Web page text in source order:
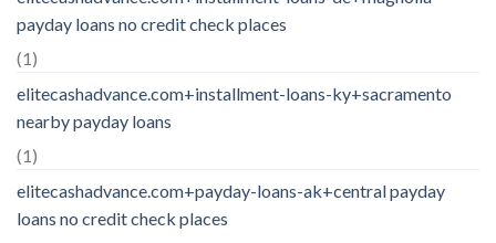
payday loans no credit check places
(1)
elitecashadvance.com+installment-loans-ky+sacramento
nearby payday loans
(1)
elitecashadvance.com+payday-loans-ak+central payday
loans no credit check places